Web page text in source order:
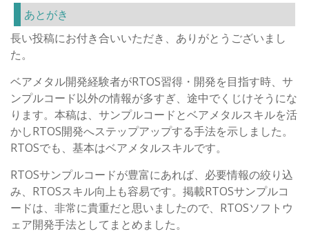
あとがき
長い投稿にお付き合いいただき、ありがとうございまし
た。
ベアメタル開発経験者がRTOS習得・開発を目指す時、サ
ンプルコード以外の情報が多すぎ、途中でくじけそうにな
ります。本稿は、サンプルコードとベアメタルスキルを活
かしRTOS開発へステップアップする手法を示しました。
RTOSでも、基本はベアメタルスキルです。
RTOSサンプルコードが豊富にあれば、必要情報の絞り込
み、RTOSスキル向上も容易です。掲載RTOSサンプルコ
ードは、非常に貴重だと思いましたので、RTOSソフトウ
ェア開発手法としてまとめました。